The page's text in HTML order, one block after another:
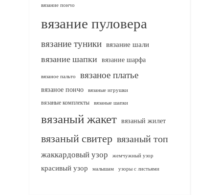
вязание пончо
вязание пуловера
вязание туники вязание шали
вязание шапки вязание шарфа
вязаное пальто вязаное платье
вязаное пончо вязаные игрушки
вязаные комплекты
вязаные шапки
вязаный жакет вязаный жилет
вязаный свитер вязаный топ
жаккардовый узор жемчужный узор
красивый узор малышам узоры с листьями